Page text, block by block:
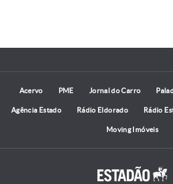
Acervo PME Jornal do Carro
Agência Estado Rádio Eldorado Rádio
Moving Imóveis